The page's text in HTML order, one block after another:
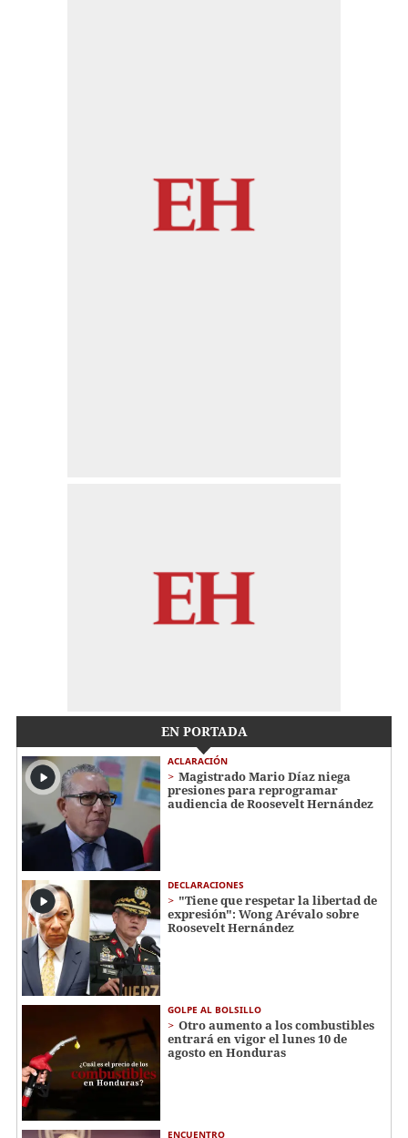
EN PORTADA
ACLARACIÓN
Magistrado Mario Díaz niega
presiones para reprogramar
audiencia de Roosevelt Hernández
DECLARACIONES
"Tiene que respetar la libertad de
expresión": Wong Arévalo sobre
Roosevelt Hernández
GOLPE AL BOLSILLO
Otro aumento a los combustibles
entrará en vigor el lunes 10 de
agosto en Honduras
ENCUENTRO